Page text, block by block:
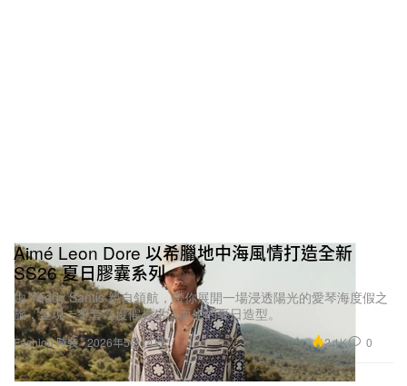
Fashion 時裝
Aimé Leon Dore 以希臘地中海風情打造全新
SS26 夏日膠囊系列
由 Teddy Santis 親自領航，帶你展開一場浸透陽光的愛琴海度假之
旅，呈現一整套為度假村生活而生的夏日造型。
2026年5月14日 2.1K 0